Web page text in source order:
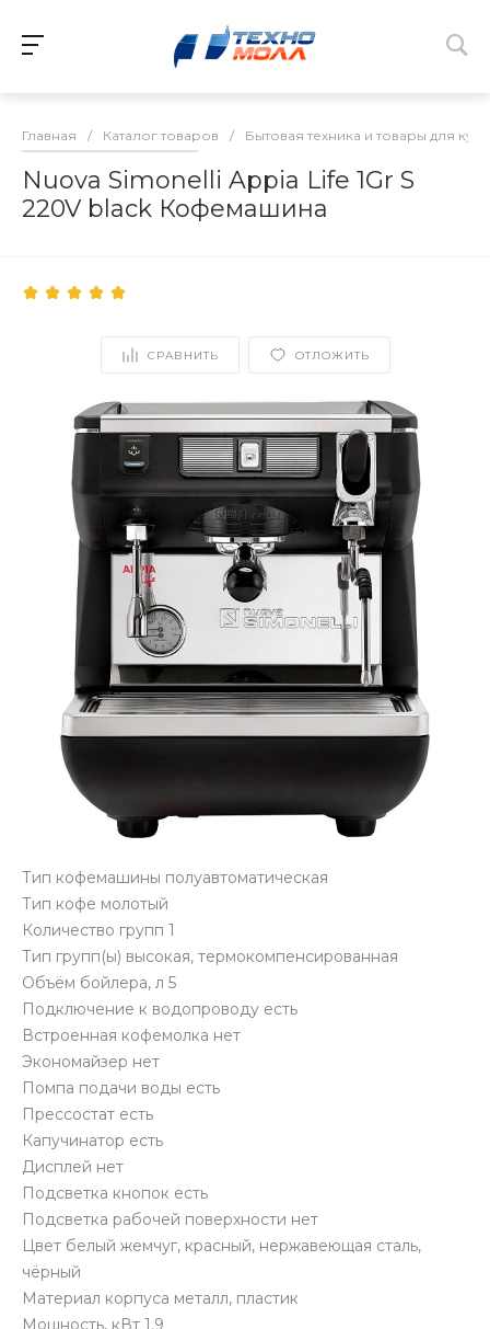
Главная / Каталог товаров / Бытовая техника и товары для
Nuova Simonelli Appia Life 1Gr S
220V black Кофемашина
СРАВНИТЬ ОТЛОЖИТЬ
Тип кофемашины полуавтоматическая
Тип кофе молотый
Количество групп 1
Тип групп(ы) высокая, термокомпенсированная
Объём бойлера, л 5
Подключение к водопроводу есть
Встроенная кофемолка нет
Экономайзер нет
Помпа подачи воды есть
Прессостат есть
Капучинатор есть
Дисплей нет
Подсветка кнопок есть
Подсветка рабочей поверхности нет
Цвет белый жемчуг, красный, нержавеющая сталь,
чёрный
Материал корпуса металл, пластик
Мощность, кВт 1.9